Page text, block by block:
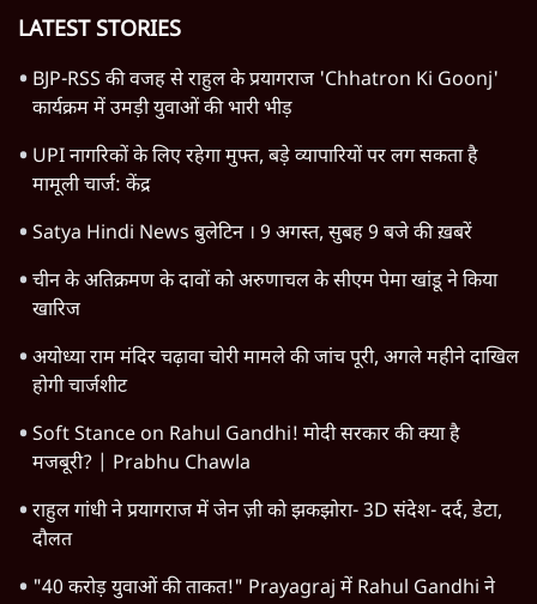
LATEST STORIES
BJP-RSS की वजह से राहुल के प्रयागराज 'Chhatron Ki Goonj'
कार्यक्रम में उमड़ी युवाओं की भारी भीड़
UPI नागरिकों के लिए रहेगा मुफ्त, बड़े व्यापारियों पर लग सकता है
मामूली चार्ज: केंद्र
Satya Hindi News बुलेटिन । 9 अगस्त, सुबह 9 बजे की ख़बरें
चीन के अतिक्रमण के दावों को अरुणाचल के सीएम पेमा खांडू ने किया
खारिज
अयोध्या राम मंदिर चढ़ावा चोरी मामले की जांच पूरी, अगले महीने दाखिल
होगी चार्जशीट
Soft Stance on Rahul Gandhi! मोदी सरकार की क्या है
मजबूरी? | Prabhu Chawla
राहुल गांधी ने प्रयागराज में जेन ज़ी को झकझोरा- 3D संदेश- दर्द, डेटा,
दौलत
"40 करोड़ युवाओं की ताकत!" Prayagraj में Rahul Gandhi ने